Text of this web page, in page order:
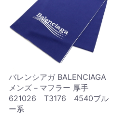
バレンシアガ BALENCIAGA
メンズ－マフラー 厚手
621026 T3176 4540ブル
ー系